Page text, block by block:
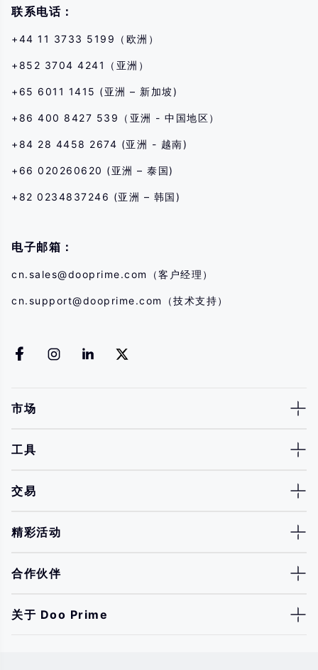
联系电话：
+44 11 3733 5199（欧洲）
+852 3704 4241（亚洲）
+65 6011 1415 (亚洲 – 新加坡)
+86 400 8427 539（亚洲 - 中国地区）
+84 28 4458 2674 (亚洲 - 越南)
+66 020260620 (亚洲 – 泰国)
+82 0234837246 (亚洲 – 韩国)
电子邮箱：
cn.sales@dooprime.com （客户经理）
cn.support@dooprime.com （技术支持）
市场
工具
交易
精彩活动
合作伙伴
关于 Doo Prime